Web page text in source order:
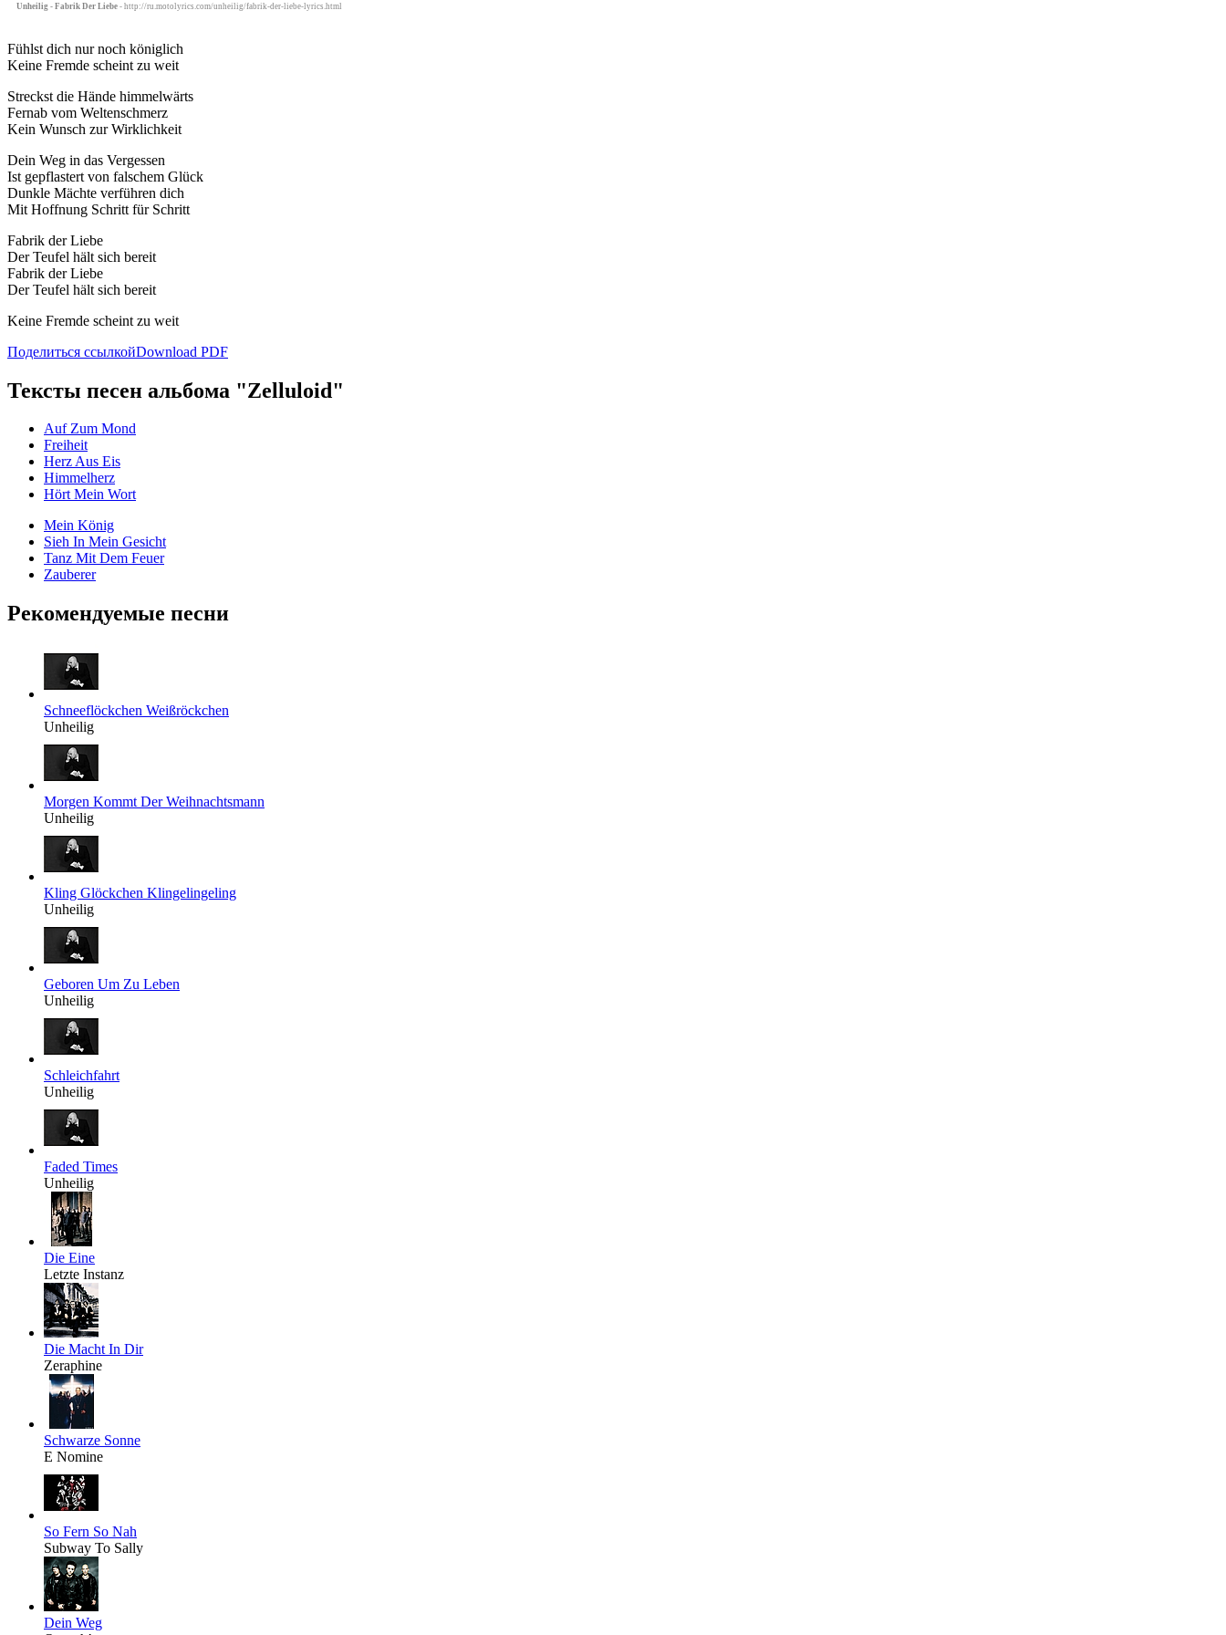
Unheilig - Fabrik Der Liebe - http://ru.motolyrics.com/unheilig/fabrik-der-liebe-lyrics.html
Fühlst dich nur noch königlich
Keine Fremde scheint zu weit
Streckst die Hände himmelwärts
Fernab vom Weltenschmerz
Kein Wunsch zur Wirklichkeit
Dein Weg in das Vergessen
Ist gepflastert von falschem Glück
Dunkle Mächte verführen dich
Mit Hoffnung Schritt für Schritt
Fabrik der Liebe
Der Teufel hält sich bereit
Fabrik der Liebe
Der Teufel hält sich bereit
Keine Fremde scheint zu weit
Поделиться ссылкойDownload PDF
Тексты песен альбома "Zelluloid"
Auf Zum Mond
Freiheit
Herz Aus Eis
Himmelherz
Hört Mein Wort
Mein König
Sieh In Mein Gesicht
Tanz Mit Dem Feuer
Zauberer
Рекомендуемые песни
Schneeflöckchen Weißröckchen
Unheilig
Morgen Kommt Der Weihnachtsmann
Unheilig
Kling Glöckchen Klingelingeling
Unheilig
Geboren Um Zu Leben
Unheilig
Schleichfahrt
Unheilig
Faded Times
Unheilig
Die Eine
Letzte Instanz
Die Macht In Dir
Zeraphine
Schwarze Sonne
E Nomine
So Fern So Nah
Subway To Sally
Dein Weg